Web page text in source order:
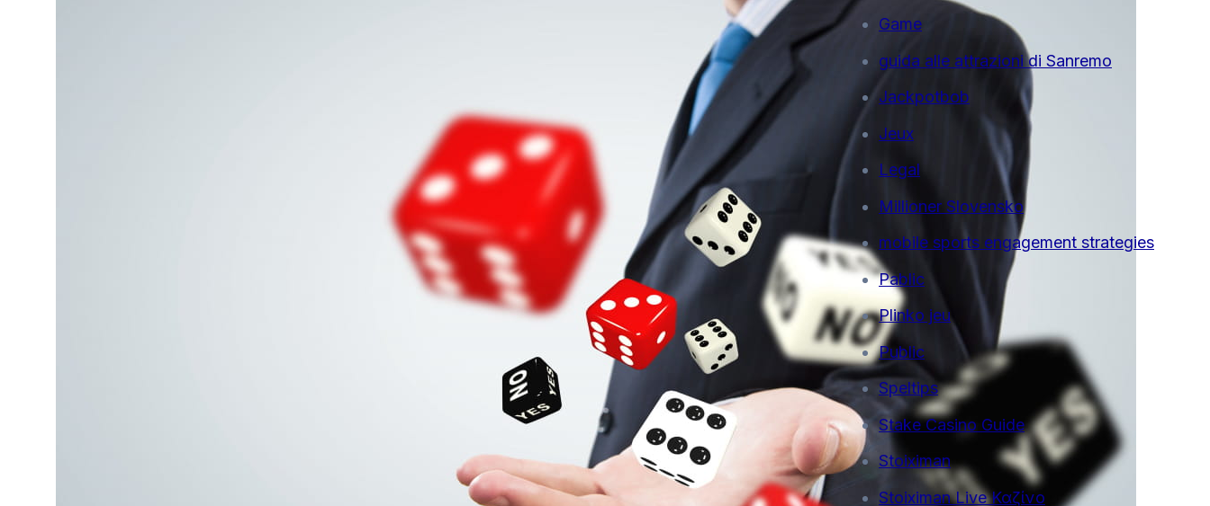
Game
guida alle attrazioni di Sanremo
Jackpotbob
Jeux
Legal
Millioner Slovensko
mobile sports engagement strategies
Pablic
Plinko jeu
Public
Speltips
Stake Casino Guide
Stoiximan
Stoiximan Live Καζίνο